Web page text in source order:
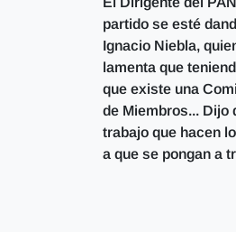
partido se esté
Ignacio Niebla,
lamenta que
que existe una
de Miembros... Dijo
trabajo que hacen
a que se pongan a